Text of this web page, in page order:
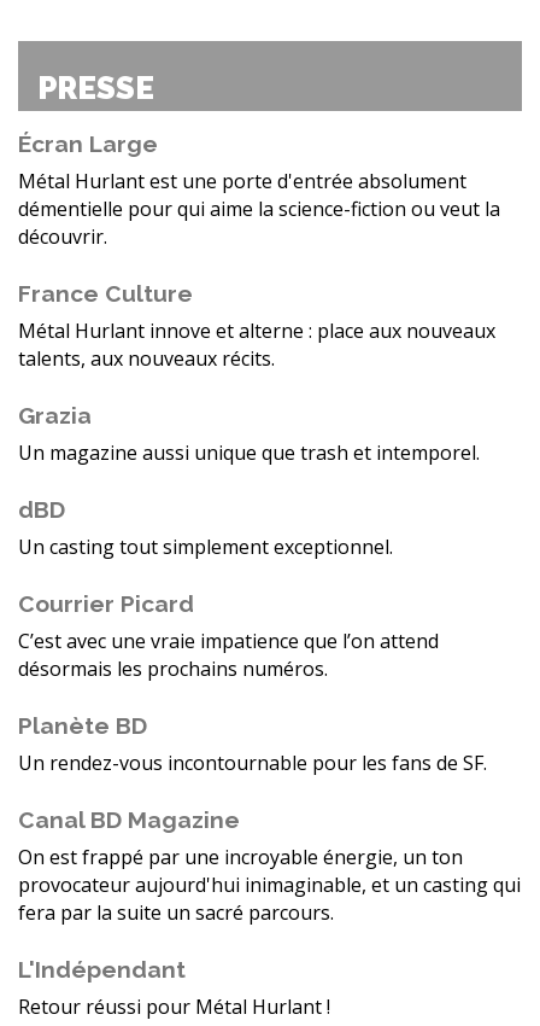
PRESSE
Écran Large
Métal Hurlant est une porte d'entrée absolument
démentielle pour qui aime la science-fiction ou veut la
découvrir.
France Culture
Métal Hurlant innove et alterne : place aux nouveaux
talents, aux nouveaux récits.
Grazia
Un magazine aussi unique que trash et intemporel.
dBD
Un casting tout simplement exceptionnel.
Courrier Picard
C’est avec une vraie impatience que l’on attend
désormais les prochains numéros.
Planète BD
Un rendez-vous incontournable pour les fans de SF.
Canal BD Magazine
On est frappé par une incroyable énergie, un ton
provocateur aujourd'hui inimaginable, et un casting qui
fera par la suite un sacré parcours.
L'Indépendant
Retour réussi pour Métal Hurlant !